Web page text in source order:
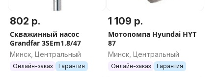
802 р.
Скважинный насос
Grandfar 3SEm1.8/47
Минск, Центральный
Онлайн-заказ Гарантия
1 109 р.
Мотопомпа Hyundai HYT
87
Минск, Центральный
Онлайн-заказ Гарантия